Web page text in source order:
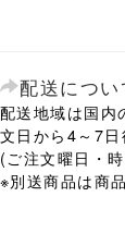
配送につい
配送地域は国内
文日から4～7
(ご注文曜日・
※別送商品は商